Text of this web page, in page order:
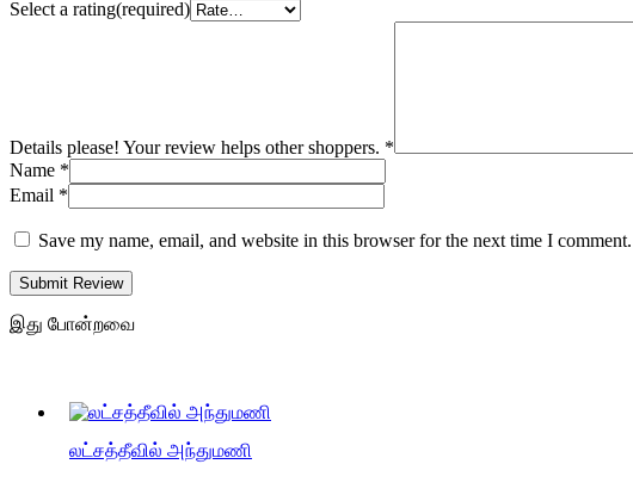
Select a rating(required)
Details please! Your review helps other shoppers. *
Name *
Email *
Save my name, email, and website in this browser for the next time I comment.
Submit Review
இது போன்றவை
லட்சத்தீவில் அந்துமணி